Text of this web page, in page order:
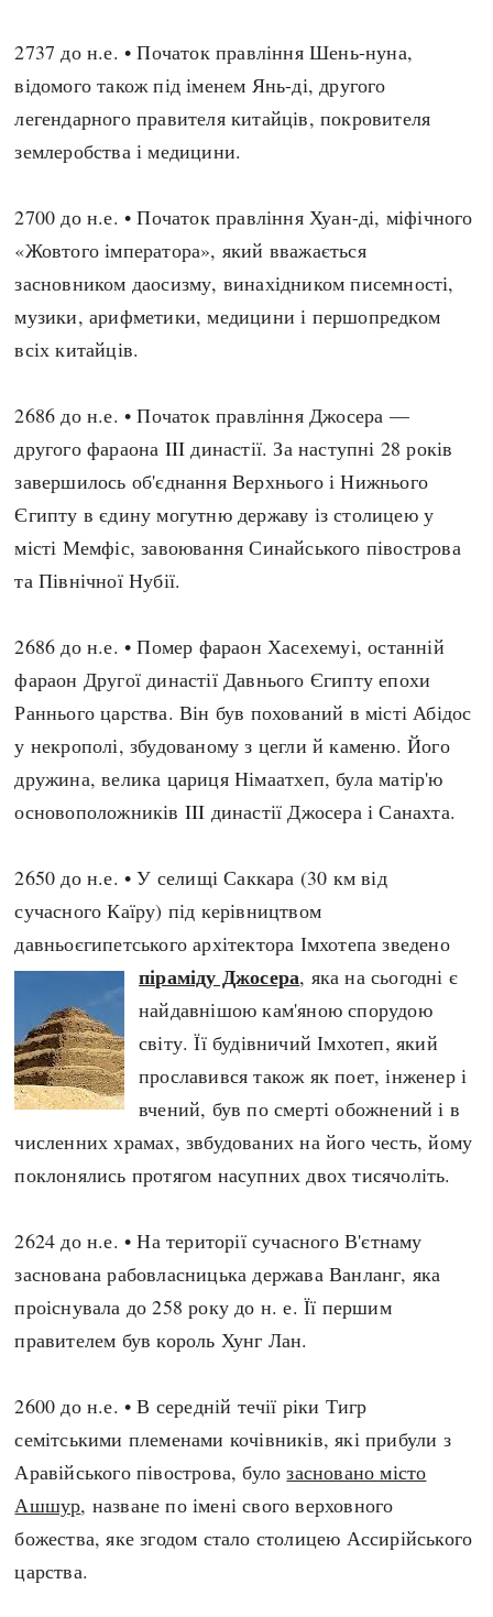
2737 до н.е. • Початок правління Шень-нуна,
відомого також під іменем Янь-ді, другого
легендарного правителя китайців, покровителя
землеробства і медицини.
2700 до н.е. • Початок правління Хуан-ді, міфічного
«Жовтого імператора», який вважається
засновником даосизму, винахідником писемності,
музики, арифметики, медицини і першопредком
всіх китайців.
2686 до н.е. • Початок правління Джосера —
другого фараона III династії. За наступні 28 років
завершилось об'єднання Верхнього і Нижнього
Єгипту в єдину могутню державу із столицею у
місті Мемфіс, завоювання Синайського півострова
та Північної Нубії.
2686 до н.е. • Помер фараон Хасехемуі, останній
фараон Другої династії Давнього Єгипту епохи
Раннього царства. Він був похований в місті Абідос
у некрополі, збудованому з цегли й каменю. Його
дружина, велика цариця Німаатхеп, була матір'ю
основоположників III династії Джосера і Санахта.
2650 до н.е. • У селищі Саккара (30 км від
сучасного Каїру) під керівництвом
давньоєгипетського архітектора Імхотепа зведено
піраміду Джосера, яка на сьогодні є
найдавнішою кам'яною спорудою
світу. Її будівничий Імхотеп, який
прославився також як поет, інженер і
вчений, був по смерті обожнений і в
численних храмах, звбудованих на його честь, йому
поклонялись протягом насупних двох тисячоліть.
2624 до н.е. • На території сучасного В'єтнаму
заснована рабовласницька держава Ванланг, яка
проіснувала до 258 року до н. е. Її першим
правителем був король Хунг Лан.
2600 до н.е. • В середній течії ріки Тигр
семітськими племенами кочівників, які прибули з
Аравійського півострова, булозасновано місто
Ашшур, назване по імені свого верховного
божества, яке згодом стало столицею Ассирійського
царства.